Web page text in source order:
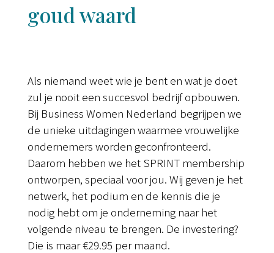
goud waard
Als niemand weet wie je bent en wat je doet
zul je nooit een succesvol bedrijf opbouwen.
Bij Business Women Nederland begrijpen we
de unieke uitdagingen waarmee vrouwelijke
ondernemers worden geconfronteerd.
Daarom hebben we het SPRINT membership
ontworpen, speciaal voor jou. Wij geven je het
netwerk, het podium en de kennis die je
nodig hebt om je onderneming naar het
volgende niveau te brengen. De investering?
Die is maar €29.95 per maand.